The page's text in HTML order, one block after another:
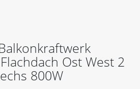
Ost West 2
800W